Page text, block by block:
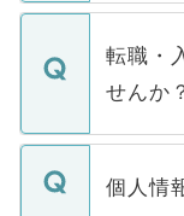
ます。通
いただ
い。
マイナビ
うち約3
けない
下記の
ません。
■応募殺
転職・
せんか
転職・入
ん。ま
個人情